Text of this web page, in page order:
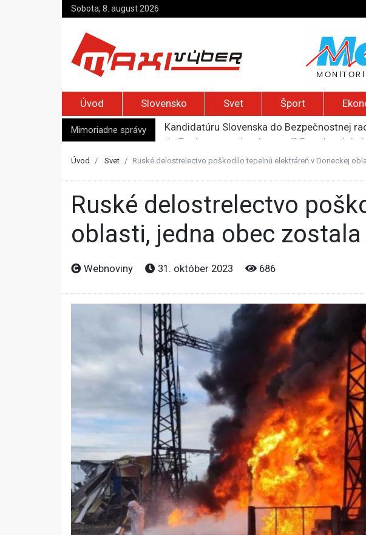
Sobota, 8. august 2026
Úvod Slovensko Svet Šport
Mimoriadne správy
Je Európa naozaj v ohrození? Pravda o
Kyjev žiada EÚ o 220 miliónov eur na
Úvod Svet Ruské delostrelectvo poškodilo tepelnú elektráreň v Doneckej
Ruské delostrelectvo poškodilo tepelnú elektráreň v Doneckej
oblasti, jedna obec
Webnoviny 31. október 2023 686